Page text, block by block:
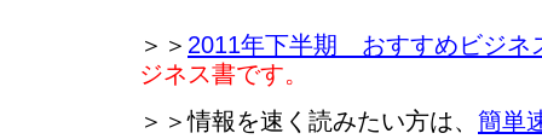
＞＞ 2011年下半期 おすすめビジネ
ジネス書です。
＞＞情報を速く読みたい方は、 簡単